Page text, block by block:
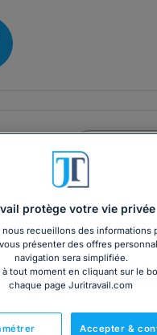
ce qui me permet de
Lire la suite
Contacter cet
protège votre vie privée
recueillons des informations
présenter des offres
navigation sera simplifiée.
à tout moment en cliquant sur le
chaque page Juritravail.com
Accepter &